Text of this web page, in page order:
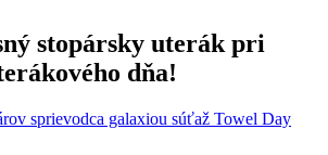
stopársky uterák pri
dňa!
sprievodca galaxiou súťaž Towel Day